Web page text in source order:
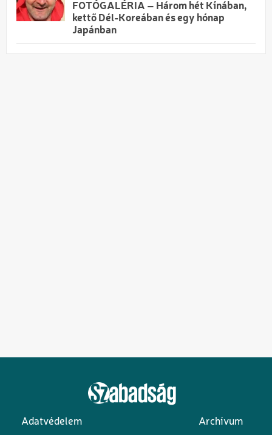
FOTÓGALÉRIA – Három hét Kínában,
kettő Dél-Koreában és egy hónap
Japánban
Lábléc
Adatvédelem Archívum